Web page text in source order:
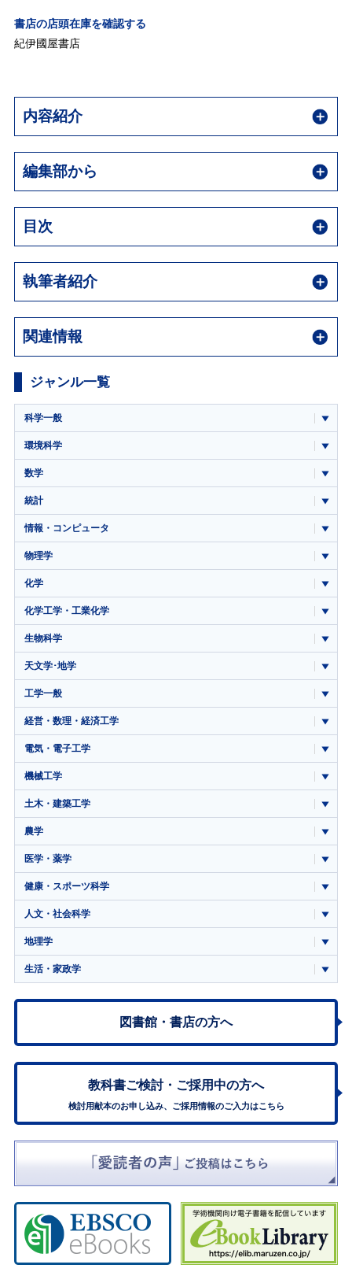
書店の店頭在庫を確認する
紀伊國屋書店
内容紹介
編集部から
目次
執筆者紹介
関連情報
ジャンル一覧
科学一般
環境科学
数学
統計
情報・コンピュータ
物理学
化学
化学工学・工業化学
生物科学
天文学･地学
工学一般
経営・数理・経済工学
電気・電子工学
機械工学
土木・建築工学
農学
医学・薬学
健康・スポーツ科学
人文・社会科学
地理学
生活・家政学
図書館・書店の方へ
教科書ご検討・ ご採用中の方へ
検討用献本のお申し込み、ご採用情報のご入力はこちら